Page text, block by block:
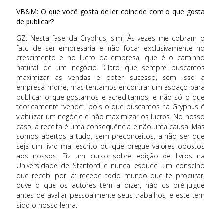
VB&M: O que você gosta de ler coincide com o que gosta
de publicar?
GZ: Nesta fase da Gryphus, sim! Às vezes me cobram o
fato de ser empresária e não focar exclusivamente no
crescimento e no lucro da empresa, que é o caminho
natural de um negócio. Claro que sempre buscamos
maximizar as vendas e obter sucesso, sem isso a
empresa morre, mas tentamos encontrar um espaço para
publicar o que gostamos e acreditamos, e não só o que
teoricamente “vende”, pois o que buscamos na Gryphus é
viabilizar um negócio e não maximizar os lucros. No nosso
caso, a receita é uma consequência e não uma causa. Mas
somos abertos a tudo, sem preconceitos, a não ser que
seja um livro mal escrito ou que pregue valores opostos
aos nossos. Fiz um curso sobre edição de livros na
Universidade de Stanford e nunca esqueci um conselho
que recebi por lá: recebe todo mundo que te procurar,
ouve o que os autores têm a dizer, não os pré-julgue
antes de avaliar pessoalmente seus trabalhos, e este tem
sido o nosso lema.